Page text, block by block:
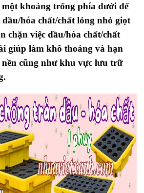
khoảng trống phía dưới để
hóa chất/chất lỏng nhỏ giọt
chặn việc dầu/hóa chất/chất
giúp làm khô thoáng và hạn
nền cũng như khu vực lưu trữ